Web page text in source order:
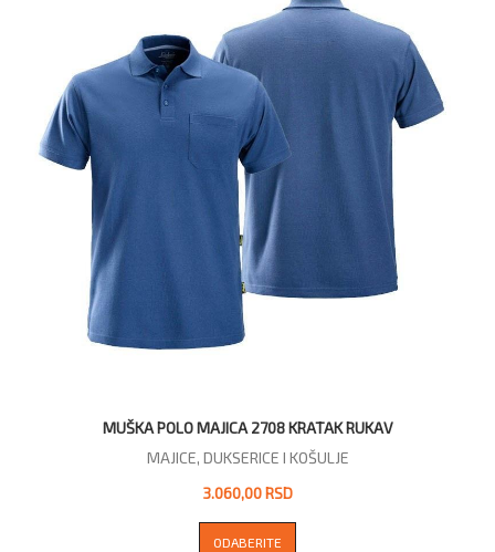
MUŠKA POLO MAJICA 2708 KRATAK RUKAV
MAJICE, DUKSERICE I KOŠULJE
3.060,00 RSD
ODABERITE